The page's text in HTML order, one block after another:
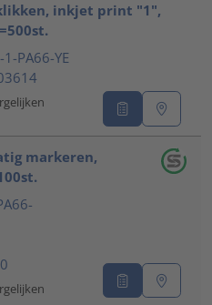
inkjet print "1",
1-PA66-YE
markeren,